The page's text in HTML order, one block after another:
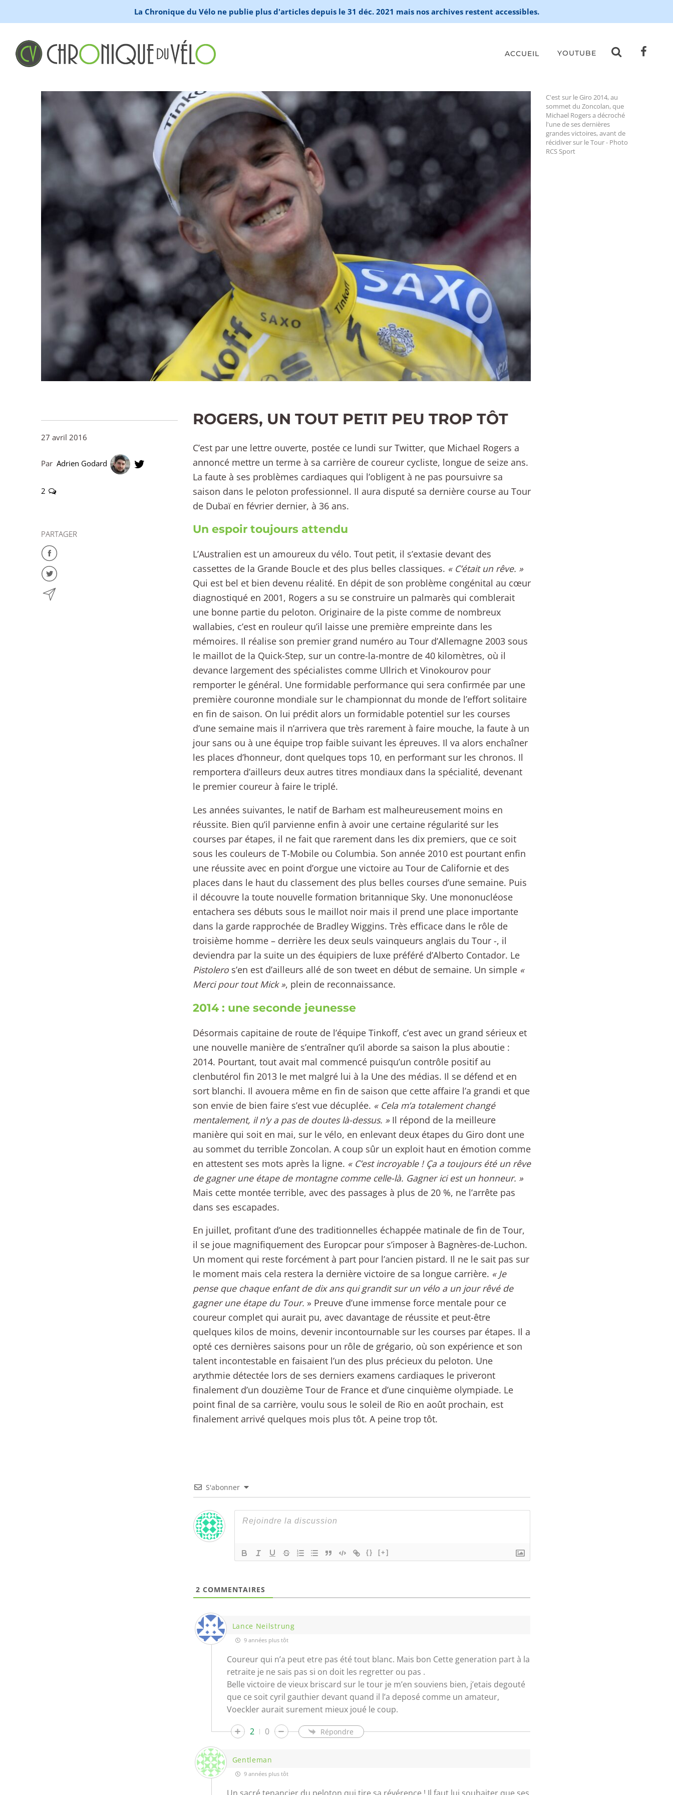
La Chronique du Vélo ne publie plus d'articles depuis le 31 déc. 2021 mais nos archives restent accessibles.
ACCUEIL YOUTUBE
C'est sur le Giro 2014, au
sommet du Zoncolan, que
Michael Rogers a décroché
l'une de ses dernières
grandes victoires, avant de
récidiver sur le Tour - Photo
RCS Sport
27 avril 2016
ParAdrien Godard
2
PARTAGER
ROGERS, UN TOUT PETIT PEU TROP TÔT
C’est par une lettre ouverte, postée ce lundi sur Twitter, que Michael Rogers a
annoncé mettre un terme à sa carrière de coureur cycliste, longue de seize ans.
La faute à ses problèmes cardiaques qui l’obligent à ne pas poursuivre sa
saison dans le peloton professionnel. Il aura disputé sa dernière course au Tour
de Dubaï en février dernier, à 36 ans.
Un espoir toujours attendu
L’Australien est un amoureux du vélo. Tout petit, il s’extasie devant des
cassettes de la Grande Boucle et des plus belles classiques. « C’était un rêve. »
Qui est bel et bien devenu réalité. En dépit de son problème congénital au cœur
diagnostiqué en 2001, Rogers a su se construire un palmarès qui comblerait
une bonne partie du peloton. Originaire de la piste comme de nombreux
wallabies, c’est en rouleur qu’il laisse une première empreinte dans les
mémoires. Il réalise son premier grand numéro au Tour d’Allemagne 2003 sous
le maillot de la Quick-Step, sur un contre-la-montre de 40 kilomètres, où il
devance largement des spécialistes comme Ullrich et Vinokourov pour
remporter le général. Une formidable performance qui sera confirmée par une
première couronne mondiale sur le championnat du monde de l’effort solitaire
en fin de saison. On lui prédit alors un formidable potentiel sur les courses
d’une semaine mais il n’arrivera que très rarement à faire mouche, la faute à un
jour sans ou à une équipe trop faible suivant les épreuves. Il va alors enchaîner
les places d’honneur, dont quelques tops 10, en performant sur les chronos. Il
remportera d’ailleurs deux autres titres mondiaux dans la spécialité, devenant
le premier coureur à faire le triplé.
Les années suivantes, le natif de Barham est malheureusement moins en
réussite. Bien qu’il parvienne enfin à avoir une certaine régularité sur les
courses par étapes, il ne fait que rarement dans les dix premiers, que ce soit
sous les couleurs de T-Mobile ou Columbia. Son année 2010 est pourtant enfin
une réussite avec en point d’orgue une victoire au Tour de Californie et des
places dans le haut du classement des plus belles courses d’une semaine. Puis
il découvre la toute nouvelle formation britannique Sky. Une mononucléose
entachera ses débuts sous le maillot noir mais il prend une place importante
dans la garde rapprochée de Bradley Wiggins. Très efficace dans le rôle de
troisième homme – derrière les deux seuls vainqueurs anglais du Tour -, il
deviendra par la suite un des équipiers de luxe préféré d’Alberto Contador. Le
Pistoleros’en est d’ailleurs allé de son tweet en début de semaine. Un simple «
Merci pour tout Mick », plein de reconnaissance.
2014 : une seconde jeunesse
Désormais capitaine de route de l’équipe Tinkoff, c’est avec un grand sérieux et
une nouvelle manière de s’entraîner qu’il aborde sa saison la plus aboutie :
2014. Pourtant, tout avait mal commencé puisqu’un contrôle positif au
clenbutérol fin 2013 le met malgré lui à la Une des médias. Il se défend et en
sort blanchi. Il avouera même en fin de saison que cette affaire l’a grandi et que
son envie de bien faire s’est vue décuplée. « Cela m’a totalement changé
mentalement, il n’y a pas de doutes là-dessus. »Il répond de la meilleure
manière qui soit en mai, sur le vélo, en enlevant deux étapes du Giro dont une
au sommet du terrible Zoncolan. A coup sûr un exploit haut en émotion comme
en attestent ses mots après la ligne. « C’est incroyable ! Ça a toujours été un rêve
de gagner une étape de montagne comme celle-là. Gagner ici est un honneur. »
Mais cette montée terrible, avec des passages à plus de 20 %, ne l’arrête pas
dans ses escapades.
En juillet, profitant d’une des traditionnelles échappée matinale de fin de Tour,
il se joue magnifiquement des Europcar pour s’imposer à Bagnères-de-Luchon.
Un moment qui reste forcément à part pour l’ancien pistard. Il ne le sait pas sur
le moment mais cela restera la dernière victoire de sa longue carrière. « Je
pense que chaque enfant de dix ans qui grandit sur un vélo a un jour rêvé de
gagner une étape du Tour. » Preuve d’une immense force mentale pour ce
coureur complet qui aurait pu, avec davantage de réussite et peut-être
quelques kilos de moins, devenir incontournable sur les courses par étapes. Il a
opté ces dernières saisons pour un rôle de grégario, où son expérience et son
talent incontestable en faisaient l’un des plus précieux du peloton. Une
arythmie détectée lors de ses derniers examens cardiaques le priveront
finalement d’un douzième Tour de France et d’une cinquième olympiade. Le
point final de sa carrière, voulu sous le soleil de Rio en août prochain, est
finalement arrivé quelques mois plus tôt. A peine trop tôt.
S'abonner
{} [+]
2 COMMENTAIRES
Lance Neilstrung
9 années plus tôt
Coureur qui n’a peut etre pas été tout blanc. Mais bon Cette generation part à la
retraite je ne sais pas si on doit les regretter ou pas .
Belle victoire de vieux briscard sur le tour je m’en souviens bien, j’etais degouté
que ce soit cyril gauthier devant quand il l’a deposé comme un amateur,
Voeckler aurait surement mieux joué le coup.
2
0 Répondre
Gentleman
9 années plus tôt